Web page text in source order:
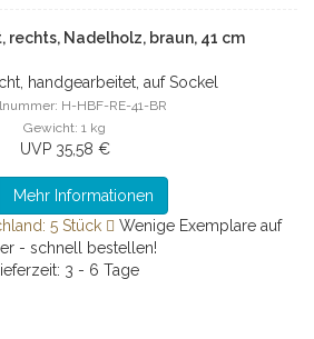
rechts, Nadelholz, braun, 41 cm
handgearbeitet, auf Sockel
H-HBF-RE-41-BR
Gewicht: 1 kg
UVP 35,58 €
Mehr Informationen
5 Stück
Wenige Exemplare auf
- schnell bestellen!
3 - 6 Tage